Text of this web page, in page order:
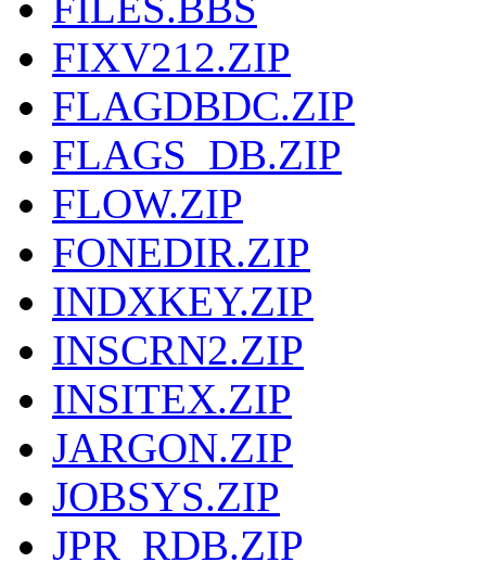
FIXV212.ZIP
FLAGDBDC.ZIP
FLAGS_DB.ZIP
FLOW.ZIP
FONEDIR.ZIP
INDXKEY.ZIP
INSCRN2.ZIP
INSITEX.ZIP
JARGON.ZIP
JOBSYS.ZIP
JPR_RDB.ZIP